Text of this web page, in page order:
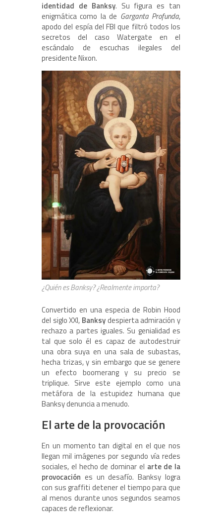
identidad de Banksy. Su figura es tan
enigmática como la de Garganta Profunda,
apodo del espía del FBI que filtró todos los
secretos del caso Watergate en el
escándalo de escuchas ilegales del
presidente Nixon.
¿Quién es Banksy? ¿Realmente importa?
Convertido en una especia de Robin Hood
del siglo XXI, Banksydespierta admiración y
rechazo a partes iguales. Su genialidad es
tal que solo él es capaz de autodestruir
una obra suya en una sala de subastas,
hecha trizas, y sin embargo que se genere
un efecto boomerang y su precio se
triplique. Sirve este ejemplo como una
metáfora de la estupidez humana que
Banksy denuncia a menudo.
El arte de la provocación
En un momento tan digital en el que nos
llegan mil imágenes por segundo vía redes
sociales, el hecho de dominar el arte de la
provocación es un desafío. Banksy logra
con sus graffiti detener el tiempo para que
al menos durante unos segundos seamos
capaces de reflexionar.